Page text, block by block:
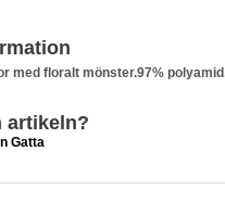
med floralt mönster.97%
artikeln?
Gatta